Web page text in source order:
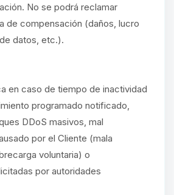
No se podrá reclamar
de compensación (daños, lucro
datos, etc.).
en caso de tiempo de inactividad
programado notificado,
DDoS masivos, mal
por el Cliente (mala
voluntaria) o
por autoridades